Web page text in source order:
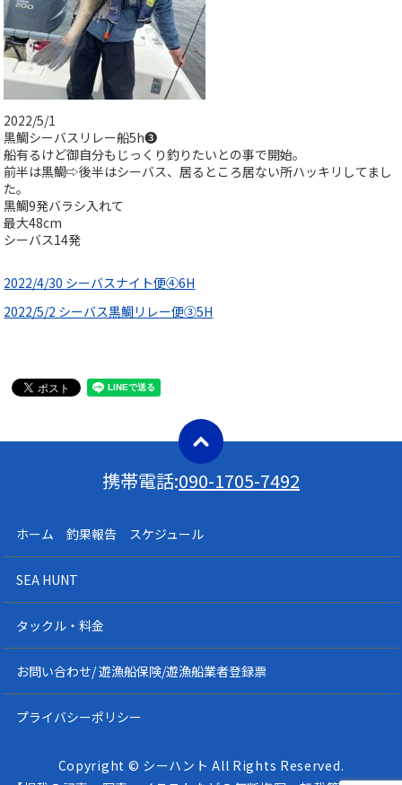
2022/5/1
黒鯛シーバスリレー船5h❸
船有るけど御自分もじっくり釣りたいとの事で開始。
前半は黒鯛⇨後半はシーバス、居るところ居ない所ハッキリしてまし
た。
黒鯛9発バラシ入れて
最大48cm
シーバス14発
2022/4/30 シーバスナイト便④6H
2022/5/2 シーバス黒鯛リレー便③5H
携帯電話:090-1705-7492
ホーム 釣果報告 スケジュール
SEA HUNT
タックル・料金
お問い合わせ/ 遊漁船保険/遊漁船業者登録票
プライバシーポリシー
Copyright © シーハント All Rights Reserved.